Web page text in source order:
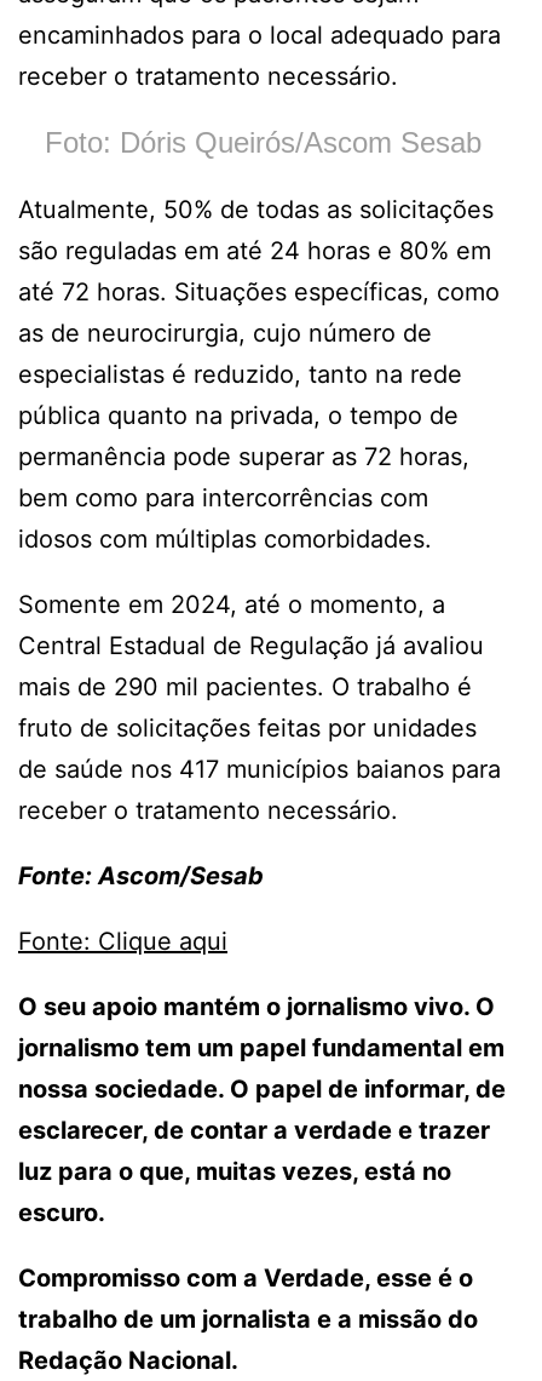
encaminhados para o local adequado para
receber o tratamento necessário.
Foto: Dóris Queirós/Ascom Sesab
Atualmente, 50% de todas as solicitações
são reguladas em até 24 horas e 80% em
até 72 horas. Situações específicas, como
as de neurocirurgia, cujo número de
especialistas é reduzido, tanto na rede
pública quanto na privada, o tempo de
permanência pode superar as 72 horas,
bem como para intercorrências com
idosos com múltiplas comorbidades.
Somente em 2024, até o momento, a
Central Estadual de Regulação já avaliou
mais de 290 mil pacientes. O trabalho é
fruto de solicitações feitas por unidades
de saúde nos 417 municípios baianos para
receber o tratamento necessário.
Fonte: Ascom/Sesab
Fonte: Clique aqui
O seu apoio mantém o jornalismo vivo. O
jornalismo tem um papel fundamental em
nossa sociedade. O papel de informar, de
esclarecer, de contar a verdade e trazer
luz para o que, muitas vezes, está no
escuro.
Compromisso com a Verdade, esse é o
trabalho de um jornalista e a missão do
Redação Nacional.